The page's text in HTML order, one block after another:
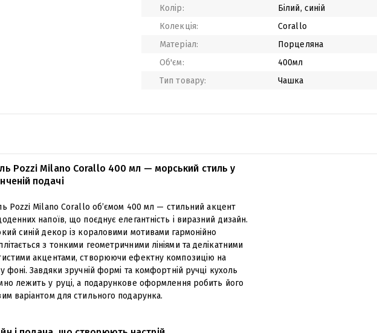
Колір:
Білий, синій
Колекція:
Corallo
Матеріал:
Порцеляна
Об'єм:
400мл
Тип товару:
Чашка
Pozzi Milano Corallo 400 мл — морський стиль у
подачі
Pozzi Milano Corallo об’ємом 400 мл — стильний акцент
напоїв, що поєднує елегантність і виразний дизайн.
синій декор із кораловими мотивами гармонійно
з тонкими геометричними лініями та делікатними
акцентами, створюючи ефектну композицію на
фоні. Завдяки зручній формі та комфортній ручці кухоль
лежить у руці, а подарункове оформлення робить його
варіантом для стильного подарунка.